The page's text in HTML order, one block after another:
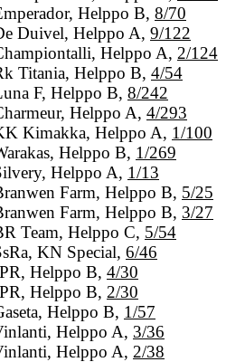
Helppo B, 8/70
Duivel, Helppo A, 9/122
Helppo A, 2/124
Titania, Helppo B, 4/54
F, Helppo B, 8/242
Helppo A, 4/293
Kimakka, Helppo A, 1/100
Helppo B, 1/269
Helppo A, 1/13
Farm, Helppo B, 5/25
Farm, Helppo B, 3/27
Team, Helppo C, 5/54
KN Special, 6/46
Helppo B, 4/30
Helppo B, 2/30
Helppo B, 1/57
Helppo A, 3/36
Helppo A, 2/38